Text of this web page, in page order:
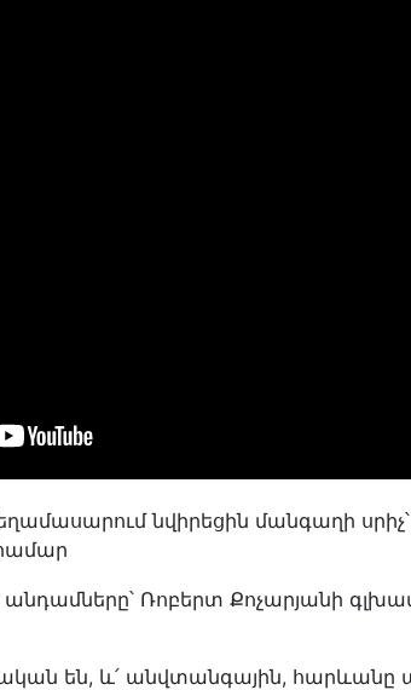
նվիրեցին մանգաղի
Ռոբերտ Քոչարյանի
են, և՛ անվտանգային, հարևանը